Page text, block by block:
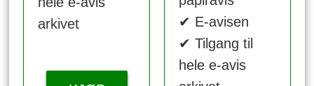
arkivet
✔ E-avisen
✔ Tilgang til
hele e-avis